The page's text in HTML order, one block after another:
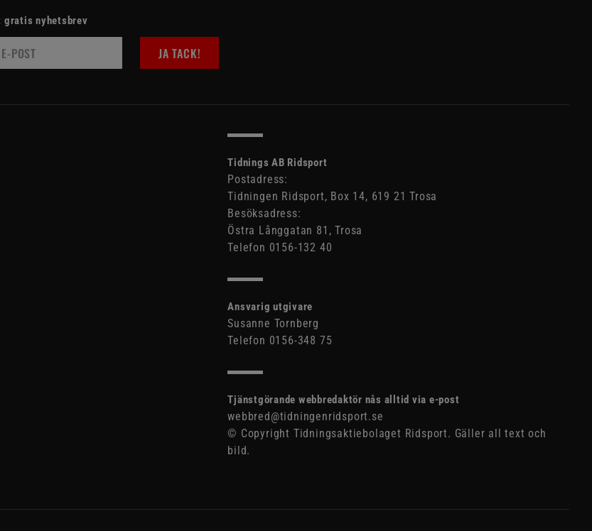
gratis nyhetsbrev
JA TACK!
Tidnings AB Ridsport
Postadress:
Tidningen Ridsport, Box 14, 619 21 Trosa
Besöksadress:
Östra Långgatan 81, Trosa
Telefon 0156-132 40
Ansvarig utgivare
Susanne Tornberg
Telefon 0156-348 75
Tjänstgörande webbredaktör nås alltid via e-post
webbred@tidningenridsport.se
© Copyright Tidningsaktiebolaget Ridsport. Gäller all text och
bild.